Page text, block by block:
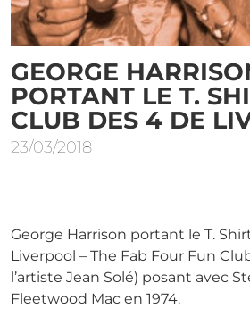
GEORGE
PORTANT LE T.
CLUB DES 4 DE
23/03/2018
George Harrison portant le T.
Liverpool – The Fab Four Fun
l’artiste Jean Solé) posant avec
Fleetwood Mac en 1974.